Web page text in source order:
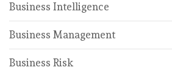
Business Intelligence
Business Management
Business Risk